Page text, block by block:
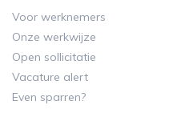
Voor werknemers
Onze werkwijze
Open sollicitatie
Vacature alert
Even sparren?